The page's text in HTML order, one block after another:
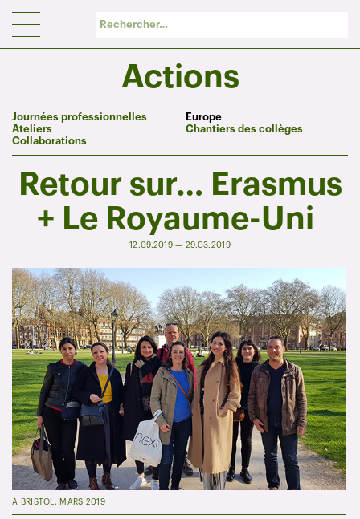
Actions
Journées professionnelles
Ateliers
Collaborations
Europe
Chantiers des collèges
Retour sur… Erasmus
+ Le Royaume-Uni
12.09.2019 — 29.03.2019
À BRISTOL, MARS 2019